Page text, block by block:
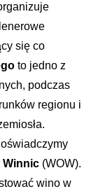
się co
to jedno z
podczas
regionu i
Winnic (WOW).
wino w